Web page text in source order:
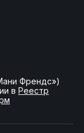
Френдс»)
в Реестр